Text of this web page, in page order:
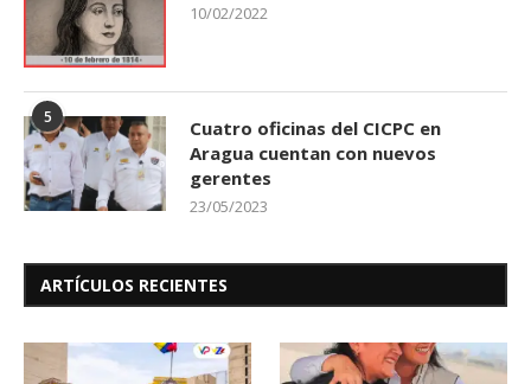
10/02/2022
5
Cuatro oficinas del CICPC en
Aragua cuentan con nuevos
gerentes
23/05/2023
ARTÍCULOS RECIENTES